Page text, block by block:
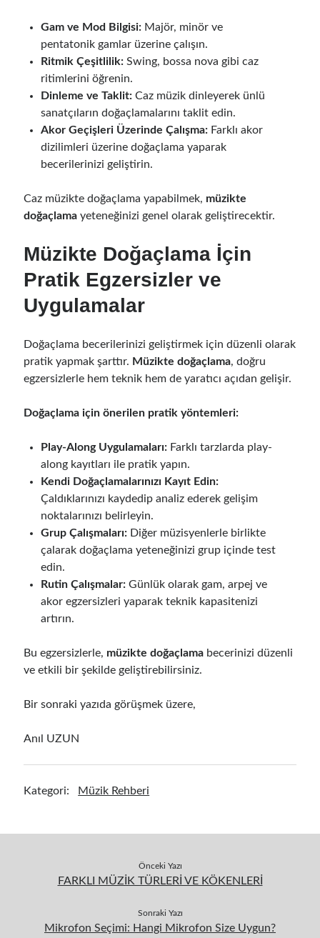
Gam ve Mod Bilgisi: Majör, minör ve
pentatonik gamlar üzerine çalışın.
Ritmik Çeşitlilik: Swing, bossa nova gibi caz
ritimlerini öğrenin.
Dinleme ve Taklit: Caz müzik dinleyerek ünlü
sanatçıların doğaçlamalarını taklit edin.
Akor Geçişleri Üzerinde Çalışma: Farklı akor
dizilimleri üzerine doğaçlama yaparak
becerilerinizi geliştirin.
Caz müzikte doğaçlama yapabilmek, müzikte
doğaçlama yeteneğinizi genel olarak geliştirecektir.
Müzikte Doğaçlama İçin
Pratik Egzersizler ve
Uygulamalar
Doğaçlama becerilerinizi geliştirmek için düzenli olarak
pratik yapmak şarttır. Müzikte doğaçlama, doğru
egzersizlerle hem teknik hem de yaratıcı açıdan gelişir.
Doğaçlama için önerilen pratik yöntemleri:
Play-Along Uygulamaları: Farklı tarzlarda play-
along kayıtları ile pratik yapın.
Kendi Doğaçlamalarınızı Kayıt Edin:
Çaldıklarınızı kaydedip analiz ederek gelişim
noktalarınızı belirleyin.
Grup Çalışmaları: Diğer müzisyenlerle birlikte
çalarak doğaçlama yeteneğinizi grup içinde test
edin.
Rutin Çalışmalar: Günlük olarak gam, arpej ve
akor egzersizleri yaparak teknik kapasitenizi
artırın.
Bu egzersizlerle, müzikte doğaçlama becerinizi düzenli
ve etkili bir şekilde geliştirebilirsiniz.
Bir sonraki yazıda görüşmek üzere,
Anıl UZUN
Kategori: Müzik Rehberi
Önceki Yazı
FARKLI MÜZİK TÜRLERİ VE KÖKENLERİ
Sonraki Yazı
Mikrofon Seçimi: Hangi Mikrofon Size Uygun?